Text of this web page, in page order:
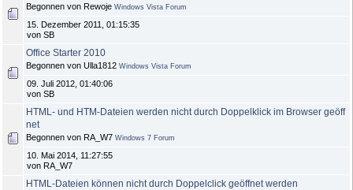
Begonnen von Rewoje Windows Vista Forum
15. Dezember 2011, 01:15:35
von SB
Office Starter 2010
Begonnen von Ulla1812 Windows Vista Forum
09. Juli 2012, 01:40:06
von SB
HTML- und HTM-Dateien werden nicht durch Doppelklick im Browser geöff
net
Begonnen von RA_W7 Windows 7 Forum
10. Mai 2014, 11:27:55
von RA_W7
HTML-Dateien können nicht durch Doppelclick geöffnet werden